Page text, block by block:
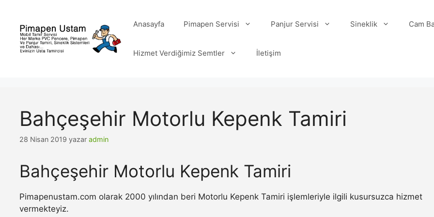
Anasayfa Pimapen Servisi Panjur Servisi Sineklik Cam
Hizmet Verdiğimiz Semtler İletişim
Bahçeşehir Motorlu Kepenk Tamiri
28 Nisan 2019 yazar admin
Bahçeşehir Motorlu Kepenk Tamiri
Pimapenustam.com olarak 2000 yılından beri Motorlu Kepenk Tamiri işlemleriyle ilgili kusursuzca hizmet
vermekteyiz.